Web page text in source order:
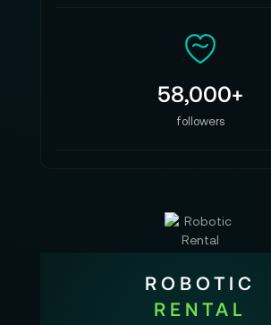
58,000+
followers
ROBOTIC
RENTAL